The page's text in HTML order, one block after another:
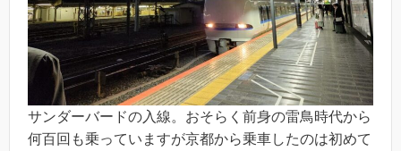
サンダーバードの入線。おそらく前身の雷鳥時代から
何百回も乗っていますが京都から乗車したのは初めて